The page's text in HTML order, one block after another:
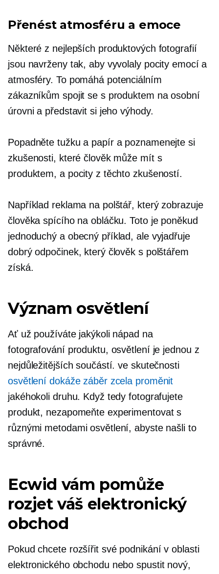
Přenést atmosféru a emoce
Některé z nejlepších produktových fotografií
jsou navrženy tak, aby vyvolaly pocity emocí a
atmosféry. To pomáhá potenciálním
zákazníkům spojit se s produktem na osobní
úrovni a představit si jeho výhody.
Popadněte tužku a papír a poznamenejte si
zkušenosti, které člověk může mít s
produktem, a pocity z těchto zkušeností.
Například reklama na polštář, který zobrazuje
člověka spícího na obláčku. Toto je poněkud
jednoduchý a obecný příklad, ale vyjadřuje
dobrý odpočinek, který člověk s polštářem
získá.
Význam osvětlení
Ať už používáte jakýkoli nápad na
fotografování produktu, osvětlení je jednou z
nejdůležitějších součástí. ve skutečnosti
osvětlení dokáže záběr zcela proměnit
jakéhokoli druhu. Když tedy fotografujete
produkt, nezapomeňte experimentovat s
různými metodami osvětlení, abyste našli to
správné.
Ecwid vám pomůže
rozjet váš elektronický
obchod
Pokud chcete rozšířit své podnikání v oblasti
elektronického obchodu nebo spustit nový,